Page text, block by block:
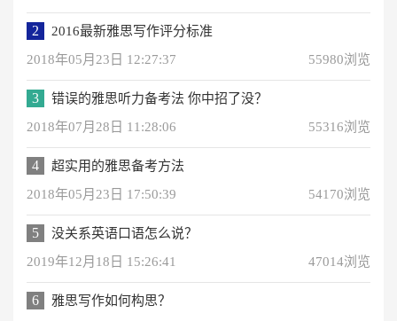
2
2016最新雅思写作评分标准
2018年05月23日 12:27:37
55980浏览
3
错误的雅思听力备考法 你中招了没？
2018年07月28日 11:28:06
55316浏览
4
超实用的雅思备考方法
2018年05月23日 17:50:39
54170浏览
5
没关系英语口语怎么说？
2019年12月18日 15:26:41
47014浏览
6
雅思写作如何构思？